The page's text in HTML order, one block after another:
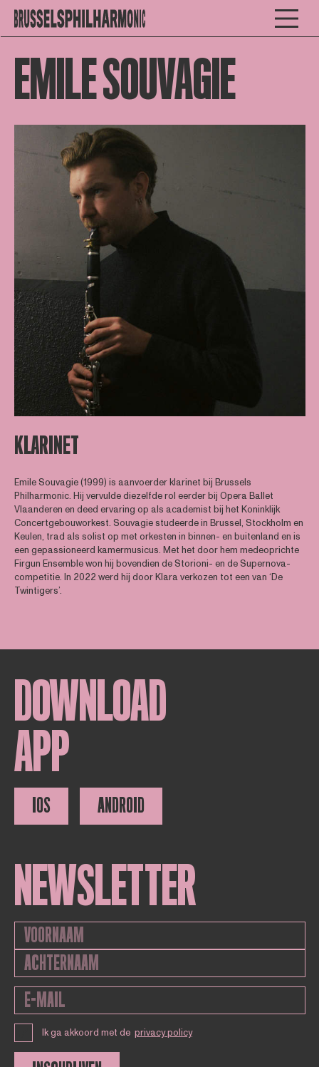
EMILE SOUVAGIE
KLARINET
Emile Souvagie (1999) is aanvoerder klarinet bij Brussels
Philharmonic. Hij vervulde diezelfde rol eerder bij Opera Ballet
Vlaanderen en deed ervaring op als academist bij het Koninklijk
Concertgebouworkest. Souvagie studeerde in Brussel, Stockholm en
Keulen, trad als solist op met orkesten in binnen- en buitenland en is
een gepassioneerd kamermusicus. Met het door hem medeoprichte
Firgun Ensemble won hij bovendien de Storioni- en de Supernova-
competitie. In 2022 werd hij door Klara verkozen tot een van ‘De
Twintigers’.
DOWNLOAD
APP
IOS ANDROID
NEWSLETTER
Ik ga akkoord met de privacy policy